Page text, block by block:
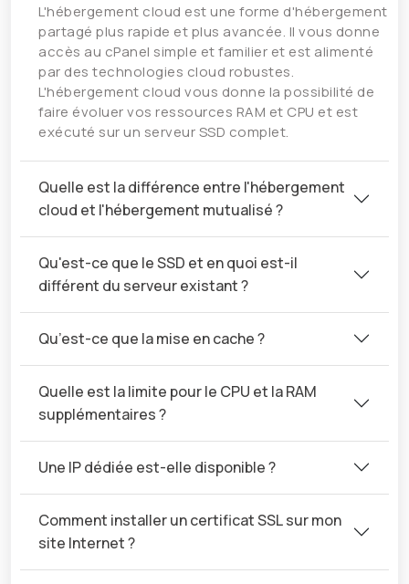
L'hébergement cloud est une forme d'hébergement
partagé plus rapide et plus avancée. Il vous donne
accès au cPanel simple et familier et est alimenté
par des technologies cloud robustes.
L'hébergement cloud vous donne la possibilité de
faire évoluer vos ressources RAM et CPU et est
exécuté sur un serveur SSD complet.
Quelle est la différence entre l'hébergement
cloud et l'hébergement mutualisé ?
Qu'est-ce que le SSD et en quoi est-il
différent du serveur existant ?
Qu’est-ce que la mise en cache ?
Quelle est la limite pour le CPU et la RAM
supplémentaires ?
Une IP dédiée est-elle disponible ?
Comment installer un certificat SSL sur mon
site Internet ?